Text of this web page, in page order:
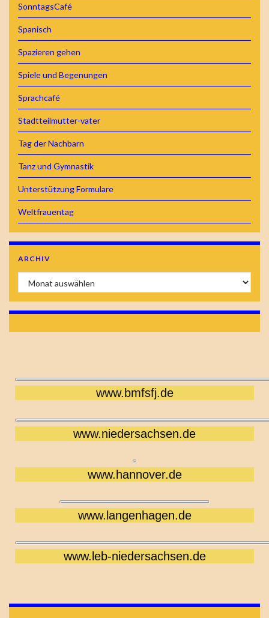
SonntagsCafé
Spanisch
Spazieren gehen
Spiele und Begenungen
Sprachcafé
Stadtteilmutter-vater
Tag der Nachbarn
Tanz und Gymnastik
Unterstützung Formulare
Weltfrauentag
ARCHIV
www.bmfsfj.de
www.niedersachsen.de
www.hannover.de
www.langenhagen.de
www.leb-niedersachsen.de